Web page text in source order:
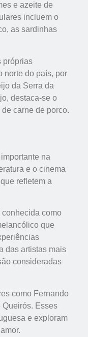
e azeite de
incluem o
as sardinhas
próprias
norte do país, por
da Serra da
destaca-se o
carne de porco.
na
e o cinema
refletem a
como
que
das artistas mais
consideradas
como Fernando
Queirós. Esses
e exploram